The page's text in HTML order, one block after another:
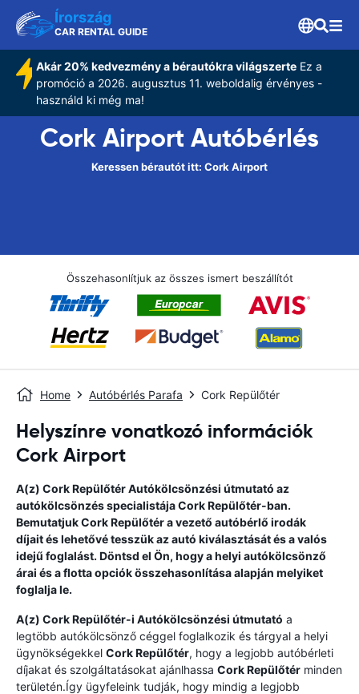
Írország
CAR RENTAL GUIDE
Akár 20% kedvezmény a bérautókra világszerteEz a
promóció a 2026. augusztus 11. weboldalig érvényes -
használd ki még ma!
Cork Airport Autóbérlés
Keressen bérautót itt: Cork Airport
Összehasonlítjuk az összes ismert beszállítót
Home Autóbérlés Parafa Cork Repülőtér
Helyszínre vonatkozó információk
Cork Airport
A(z) Cork RepülőtérAutókölcsönzési útmutató az
autókölcsönzés specialistájaCork Repülőtér-ban.
BemutatjukCork Repülőtéra vezető autóbérlő irodák
díjait és lehetővé tesszük az autó kiválasztását és a valós
idejű foglalást. Döntsd el Ön, hogy a helyi autókölcsönző
árai és a flotta opciók összehasonlítása alapján melyiket
foglalja le.
A(z) Cork Repülőtér-i Autókölcsönzési útmutató a
legtöbb autókölcsönző céggel foglalkozik és tárgyal a helyi
ügynökségekkel Cork Repülőtér, hogy a legjobb autóbérleti
díjakat és szolgáltatásokat ajánlhassa Cork Repülőtér minden
területén.Így ügyfeleink tudják, hogy mindig a legjobb